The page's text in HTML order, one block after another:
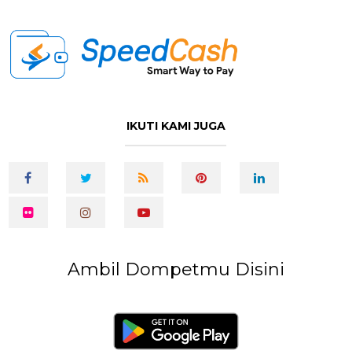
IKUTI KAMI JUGA
Ambil Dompetmu Disini